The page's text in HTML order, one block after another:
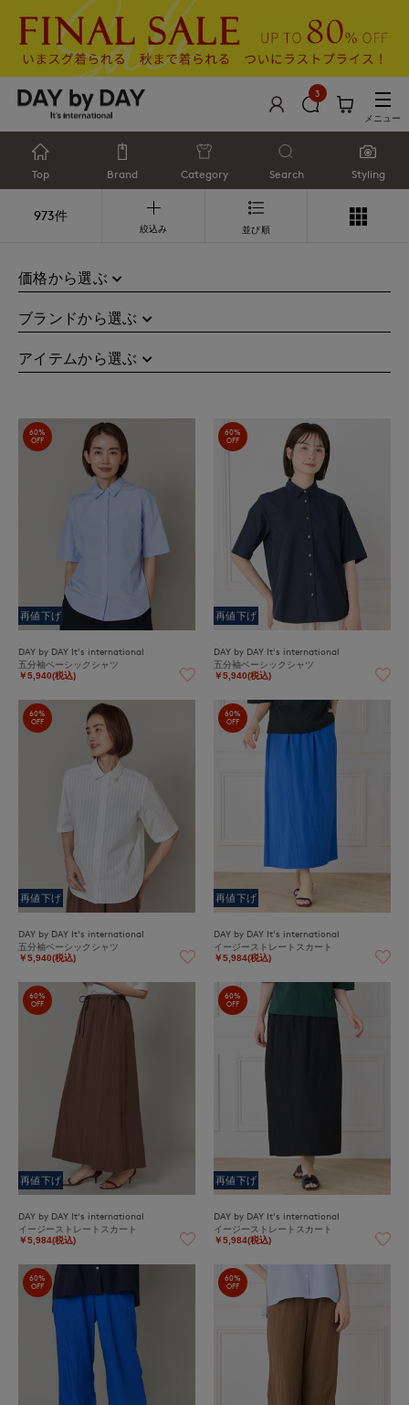
3
メニュー
Top Brand Category Search Styling
973件
絞込み 並び順
価格から選ぶ
ブランドから選ぶ
アイテムから選ぶ
60%
OFF
再値下げ
DAY by DAY It's international
五分袖ベーシックシャツ
￥5,940(税込)
60%
OFF
再値下げ
DAY by DAY It's international
五分袖ベーシックシャツ
￥5,940(税込)
60%
OFF
再値下げ
DAY by DAY It's international
五分袖ベーシックシャツ
￥5,940(税込)
60%
OFF
再値下げ
DAY by DAY It's international
イージーストレートスカート
￥5,984(税込)
60%
OFF
再値下げ
DAY by DAY It's international
イージーストレートスカート
￥5,984(税込)
60%
OFF
再値下げ
DAY by DAY It's international
イージーストレートスカート
￥5,984(税込)
60%
OFF
60%
OFF